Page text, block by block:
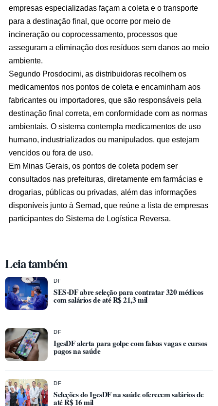
empresas especializadas façam a coleta e o transporte
para a destinação final, que ocorre por meio de
incineração ou coprocessamento, processos que
asseguram a eliminação dos resíduos sem danos ao meio
ambiente.
Segundo Prosdocimi, as distribuidoras recolhem os
medicamentos nos pontos de coleta e encaminham aos
fabricantes ou importadores, que são responsáveis pela
destinação final correta, em conformidade com as normas
ambientais. O sistema contempla medicamentos de uso
humano, industrializados ou manipulados, que estejam
vencidos ou fora de uso.
Em Minas Gerais, os pontos de coleta podem ser
consultados nas prefeituras, diretamente em farmácias e
drogarias, públicas ou privadas, além das informações
disponíveis junto à Semad, que reúne a lista de empresas
participantes do Sistema de Logística Reversa.
Leia também
DF
SES-DF abre seleção para contratar 320 médicos
com salários de até R$ 21,3 mil
DF
IgesDF alerta para golpe com falsas vagas e cursos
pagos na saúde
DF
Seleções do IgesDF na saúde oferecem salários de
até R$ 16 mil